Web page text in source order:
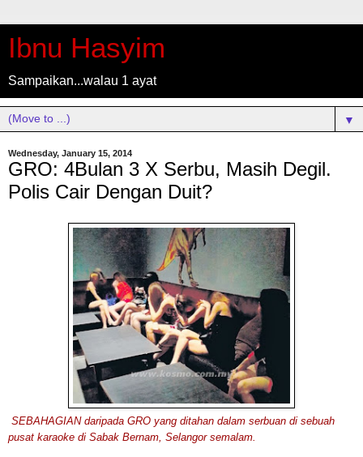
Ibnu Hasyim
Sampaikan...walau 1 ayat
▼
Wednesday, January 15, 2014
GRO: 4Bulan 3 X Serbu, Masih Degil.
Polis Cair Dengan Duit?
SEBAHAGIAN daripada GRO yang ditahan dalam serbuan di sebuah
pusat karaoke di Sabak Bernam, Selangor semalam.